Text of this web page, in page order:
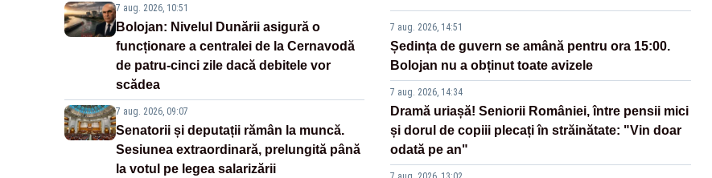
7 aug. 2026, 10:51
Bolojan: Nivelul Dunării asigură o
funcționare a centralei de la Cernavodă
de patru-cinci zile dacă debitele vor
scădea
7 aug. 2026, 09:07
Senatorii și deputații rămân la muncă.
Sesiunea extraordinară, prelungită până
la votul pe legea salarizării
7 aug. 2026, 14:51
Ședința de guvern se amână pentru ora 15:00.
Bolojan nu a obținut toate avizele
7 aug. 2026, 14:34
Dramă uriașă! Seniorii României, între pensii mici
și dorul de copiii plecați în străinătate: "Vin doar
odată pe an"